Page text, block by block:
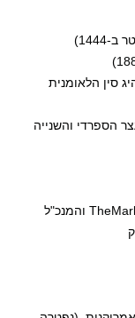
סין הלאומנית
הספרדי והשנייה
1969 - שגיא חמץ, עיתונאי, ממקימי העיתון TheMarker והמנכ"ל